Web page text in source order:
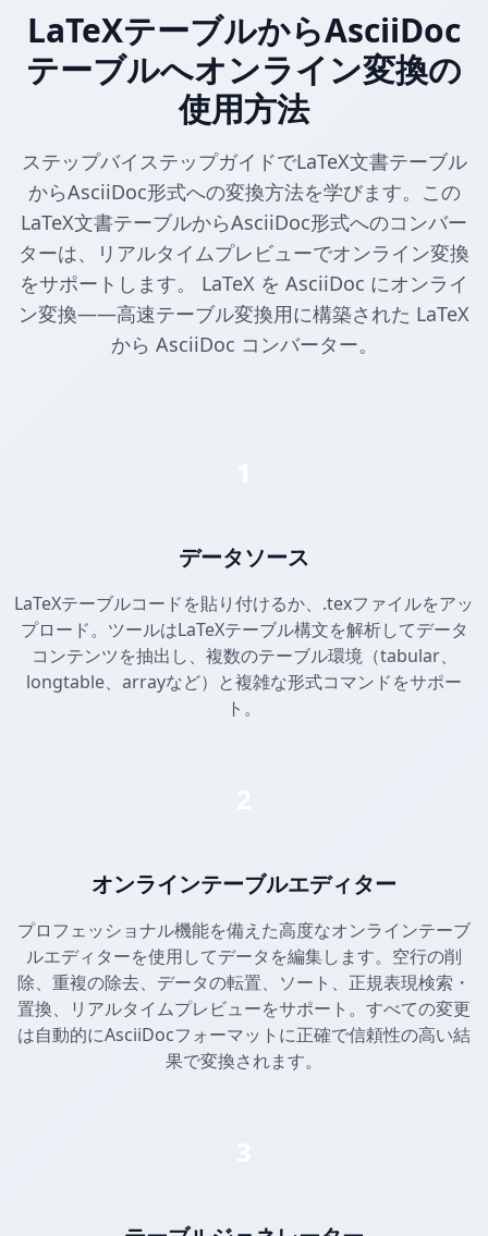
LaTeXテーブルからAsciiDoc
テーブルへオンライン変換の
使用方法
ステップバイステップガイドでLaTeX文書テーブル
からAsciiDoc形式への変換方法を学びます。この
LaTeX文書テーブルからAsciiDoc形式へのコンバー
ターは、リアルタイムプレビューでオンライン変換
をサポートします。 LaTeX を AsciiDoc にオンライ
ン変換——高速テーブル変換用に構築された LaTeX
から AsciiDoc コンバーター。
データソース
LaTeXテーブルコードを貼り付けるか、.texファイルをアッ
プロード。ツールはLaTeXテーブル構文を解析してデータ
コンテンツを抽出し、複数のテーブル環境（tabular、
longtable、arrayなど）と複雑な形式コマンドをサポー
ト。
オンラインテーブルエディター
プロフェッショナル機能を備えた高度なオンラインテーブ
ルエディターを使用してデータを編集します。空行の削
除、重複の除去、データの転置、ソート、正規表現検索・
置換、リアルタイムプレビューをサポート。すべての変更
は自動的にAsciiDocフォーマットに正確で信頼性の高い結
果で変換されます。